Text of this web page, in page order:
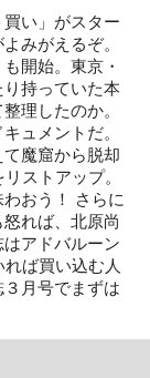
い」がスター
みがえるぞ。
開始。東京・
持っていた本
理したのか。
ュメントだ。
魔窟から脱却
ストアップ。
おう！ さらに
れば、北原尚
アドバルーン
ば買い込む人
月号でまずは